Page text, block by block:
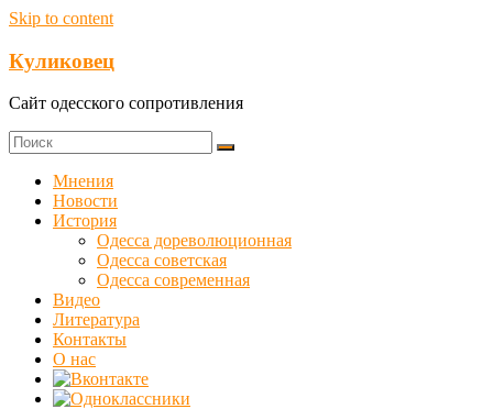
Skip to content
Куликовец
Сайт одесского сопротивления
Мнения
Новости
История
Одесса дореволюционная
Одесса советская
Одесса современная
Видео
Литература
Контакты
О нас